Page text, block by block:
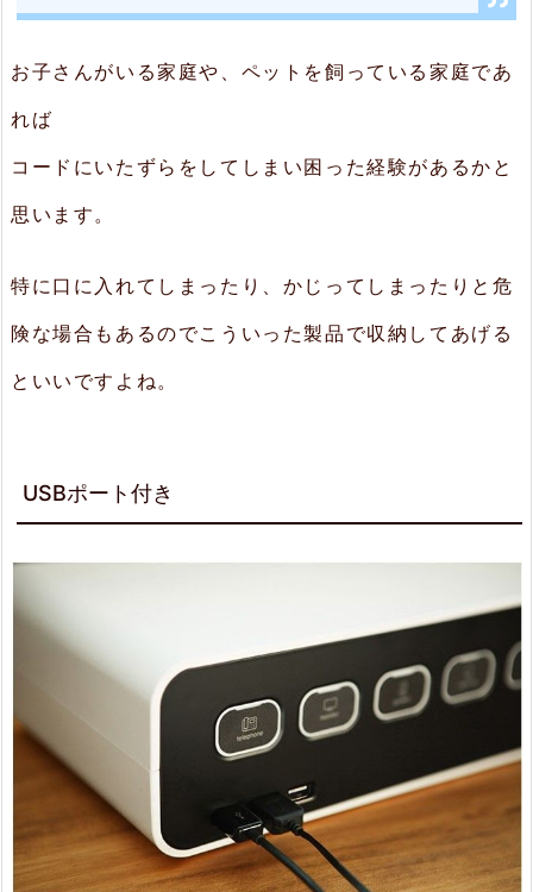
と
お子さんがいる家庭や、ペットを飼っている家庭であ
れば
コードにいたずらをしてしまい困った経験があるかと
思います。
特に口に入れてしまったり、かじってしまったりと危
険な場合もあるのでこういった製品で収納してあげる
といいですよね。
USBポート付き